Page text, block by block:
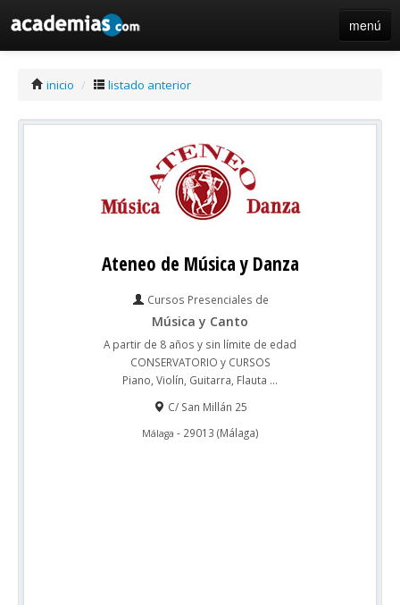
menú
inicio / listado anterior
Ateneo de Música y Danza
Cursos Presenciales de
Música y Canto
A partir de 8 años y sin límite de edad
CONSERVATORIO y CURSOS
Piano, Violín, Guitarra, Flauta ...
C/ San Millán 25
Málaga - 29013 (Málaga)